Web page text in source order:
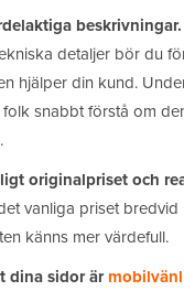
beskrivningar.
detaljer bör du
hjälper din kund.
snabbt förstå om
originalpriset och
vanliga priset
känns mer värdefull.
dina sidor är